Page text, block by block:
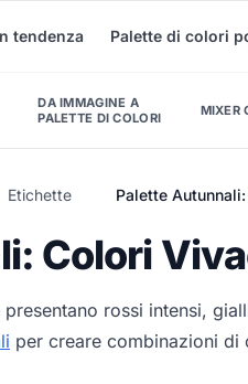
tendenza Palette di colori
DA IMMAGINE A
PALETTE DI COLORI
MIXER
Etichette Palette
Colori
presentano rossi intensi,
per creare combinazioni